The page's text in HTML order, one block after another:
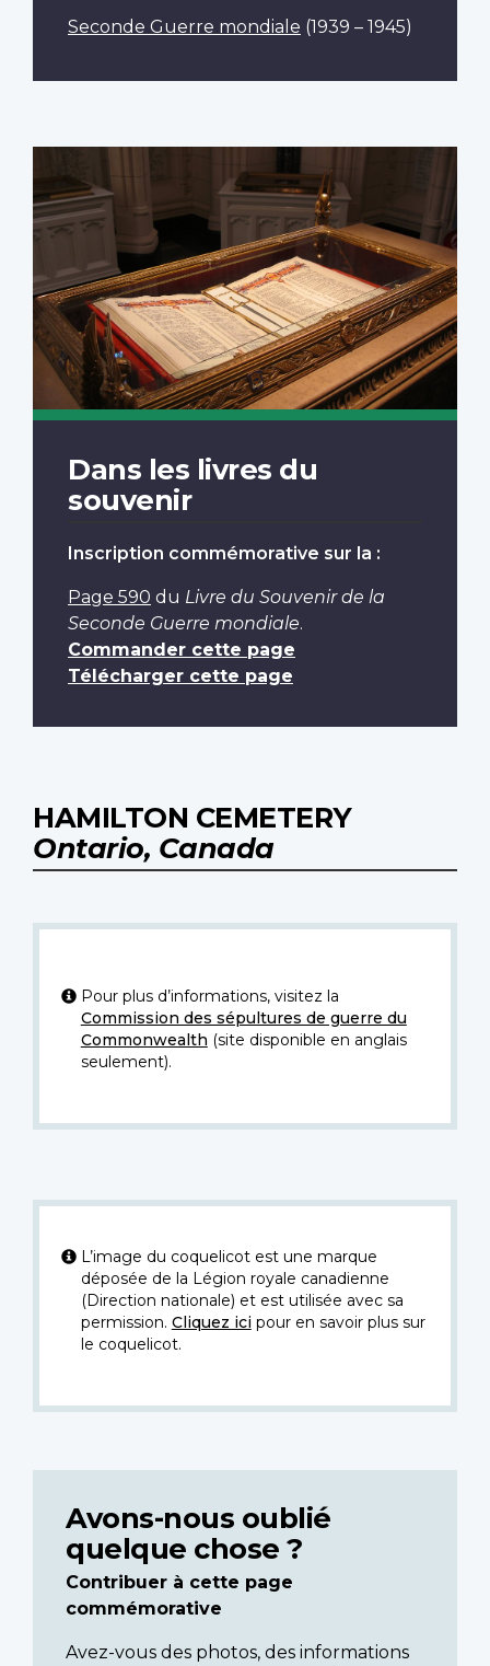
Seconde Guerre mondiale (1939 – 1945)
Dans les livres du
souvenir
Inscription commémorative sur la :
Page 590 du Livre du Souvenir de la
Seconde Guerre mondiale.
Commander cette page
Télécharger cette page
HAMILTON CEMETERY
Ontario, Canada
Pour plus d’informations, visitez la
Commission des sépultures de guerre du
Commonwealth (site disponible en anglais
seulement).
L’image du coquelicot est une marque
déposée de la Légion royale canadienne
(Direction nationale) et est utilisée avec sa
permission. Cliquez icipour en savoir plus sur
le coquelicot.
Avons-nous oublié
quelque chose ?
Contribuer à cette page
commémorative
Avez-vous des photos, des informations